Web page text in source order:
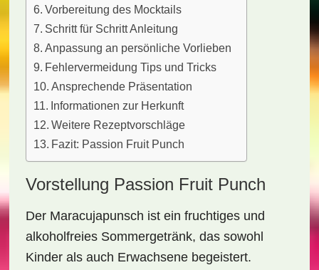
Vorbereitung des Mocktails
Schritt für Schritt Anleitung
Anpassung an persönliche Vorlieben
Fehlervermeidung Tips und Tricks
Ansprechende Präsentation
Informationen zur Herkunft
Weitere Rezeptvorschläge
Fazit: Passion Fruit Punch
Vorstellung Passion Fruit Punch
Der Maracujapunsch ist ein fruchtiges und
alkoholfreies Sommergetränk, das sowohl
Kinder als auch Erwachsene begeistert.